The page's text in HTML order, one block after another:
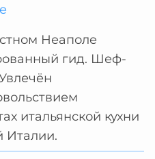
Неаполе
гид. Шеф-
итальянской кухни
Италии.